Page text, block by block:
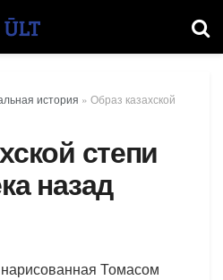
история » Образ казахской
степи
назад
Томасом